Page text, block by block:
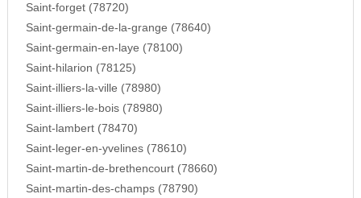
Saint-forget (78720)
Saint-germain-de-la-grange (78640)
Saint-germain-en-laye (78100)
Saint-hilarion (78125)
Saint-illiers-la-ville (78980)
Saint-illiers-le-bois (78980)
Saint-lambert (78470)
Saint-leger-en-yvelines (78610)
Saint-martin-de-brethencourt (78660)
Saint-martin-des-champs (78790)